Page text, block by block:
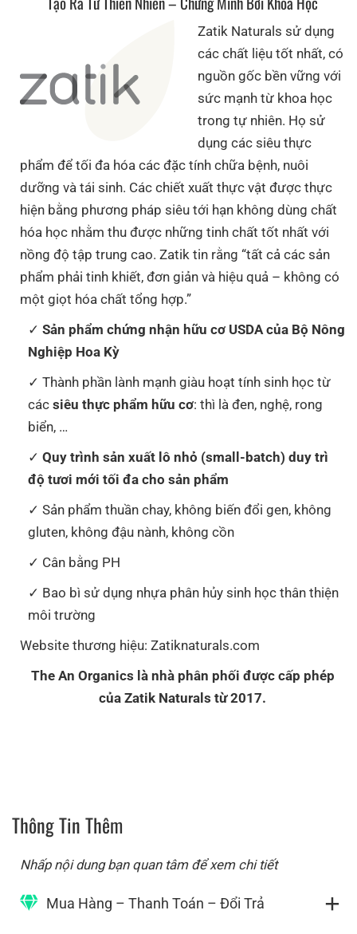
Zatik Naturals sử dụng
các chất liệu tốt nhất, có
nguồn gốc bền vững với
sức mạnh từ khoa học
trong tự nhiên. Họ sử
dụng các siêu thực
phẩm để tối đa hóa các đặc tính chữa bệnh, nuôi
dưỡng và tái sinh. Các chiết xuất thực vật được thực
hiện bằng phương pháp siêu tới hạn không dùng chất
hóa học nhằm thu được những tinh chất tốt nhất với
nồng độ tập trung cao. Zatik tin rằng “tất cả các sản
phẩm phải tinh khiết, đơn giản và hiệu quả – không có
một giọt hóa chất tổng hợp.”
Sản phẩm chứng nhận hữu cơ USDA của Bộ Nông
Nghiệp Hoa Kỳ
Thành phần lành mạnh giàu hoạt tính sinh học từ
các siêu thực phẩm hữu cơ: thì là đen, nghệ, rong
biển, …
Quy trình sản xuất lô nhỏ (small-batch) duy trì
độ tươi mới tối đa cho sản phẩm
Sản phẩm thuần chay, không biến đổi gen, không
gluten, không đậu nành, không cồn
Cân bằng PH
Bao bì sử dụng nhựa phân hủy sinh học thân thiện
môi trường
Website thương hiệu: Zatiknaturals.com
The An Organics là nhà phân phối được cấp phép
của Zatik Naturals từ 2017.
Thông Tin Thêm
Nhấp nội dung bạn quan tâm để xem chi tiết
Mua Hàng – Thanh Toán – Đổi Trả